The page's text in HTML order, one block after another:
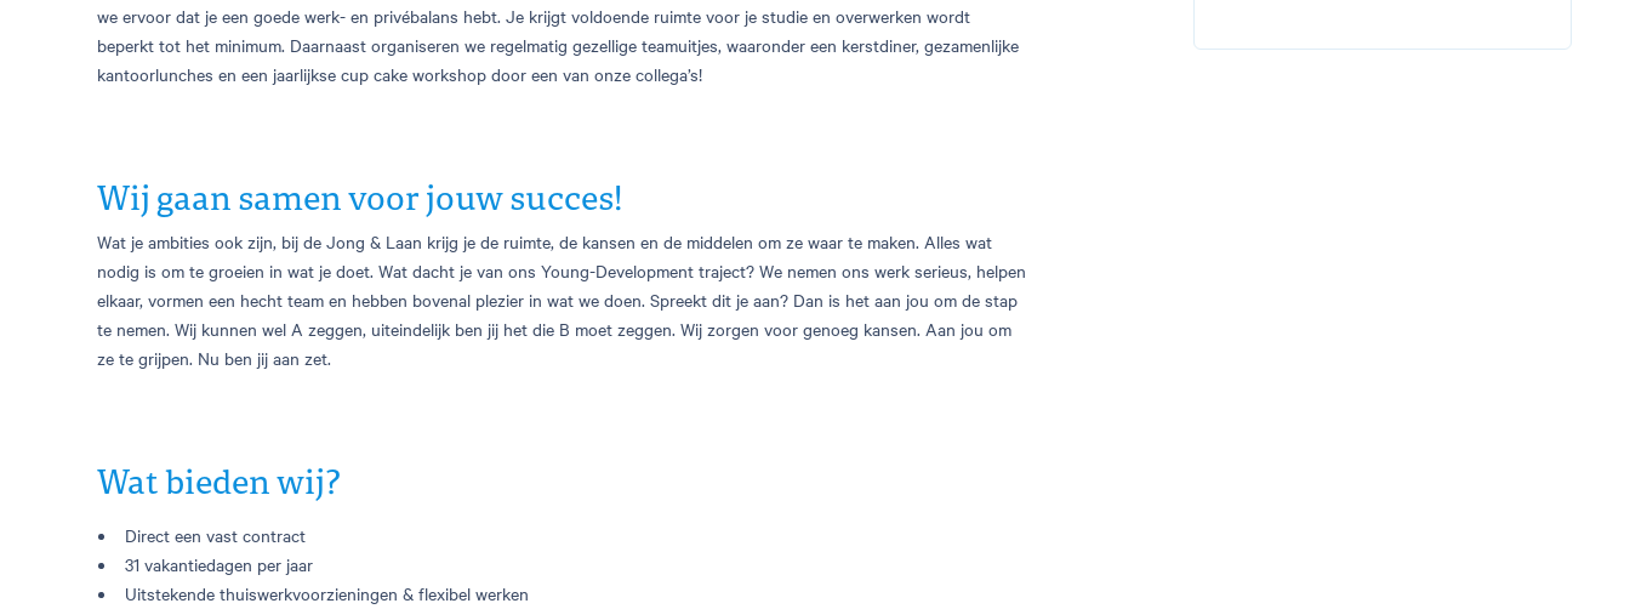
we ervoor dat je een goede werk- en privébalans hebt. Je krijgt voldoende ruimte voor je studie en overwerken wordt
beperkt tot het minimum. Daarnaast organiseren we regelmatig gezellige teamuitjes, waaronder een kerstdiner, gezamenlijke
kantoorlunches en een jaarlijkse cup cake workshop door een van onze collega’s!
Wij gaan samen voor jouw succes!
Wat je ambities ook zijn, bij de Jong & Laan krijg je de ruimte, de kansen en de middelen om ze waar te maken. Alles wat
nodig is om te groeien in wat je doet. Wat dacht je van ons Young-Development traject? We nemen ons werk serieus, helpen
elkaar, vormen een hecht team en hebben bovenal plezier in wat we doen. Spreekt dit je aan? Dan is het aan jou om de stap
te nemen. Wij kunnen wel A zeggen, uiteindelijk ben jij het die B moet zeggen. Wij zorgen voor genoeg kansen. Aan jou om
ze te grijpen. Nu ben jij aan zet.
Wat bieden wij?
Direct een vast contract
31 vakantiedagen per jaar
Uitstekende thuiswerkvoorzieningen & flexibel werken